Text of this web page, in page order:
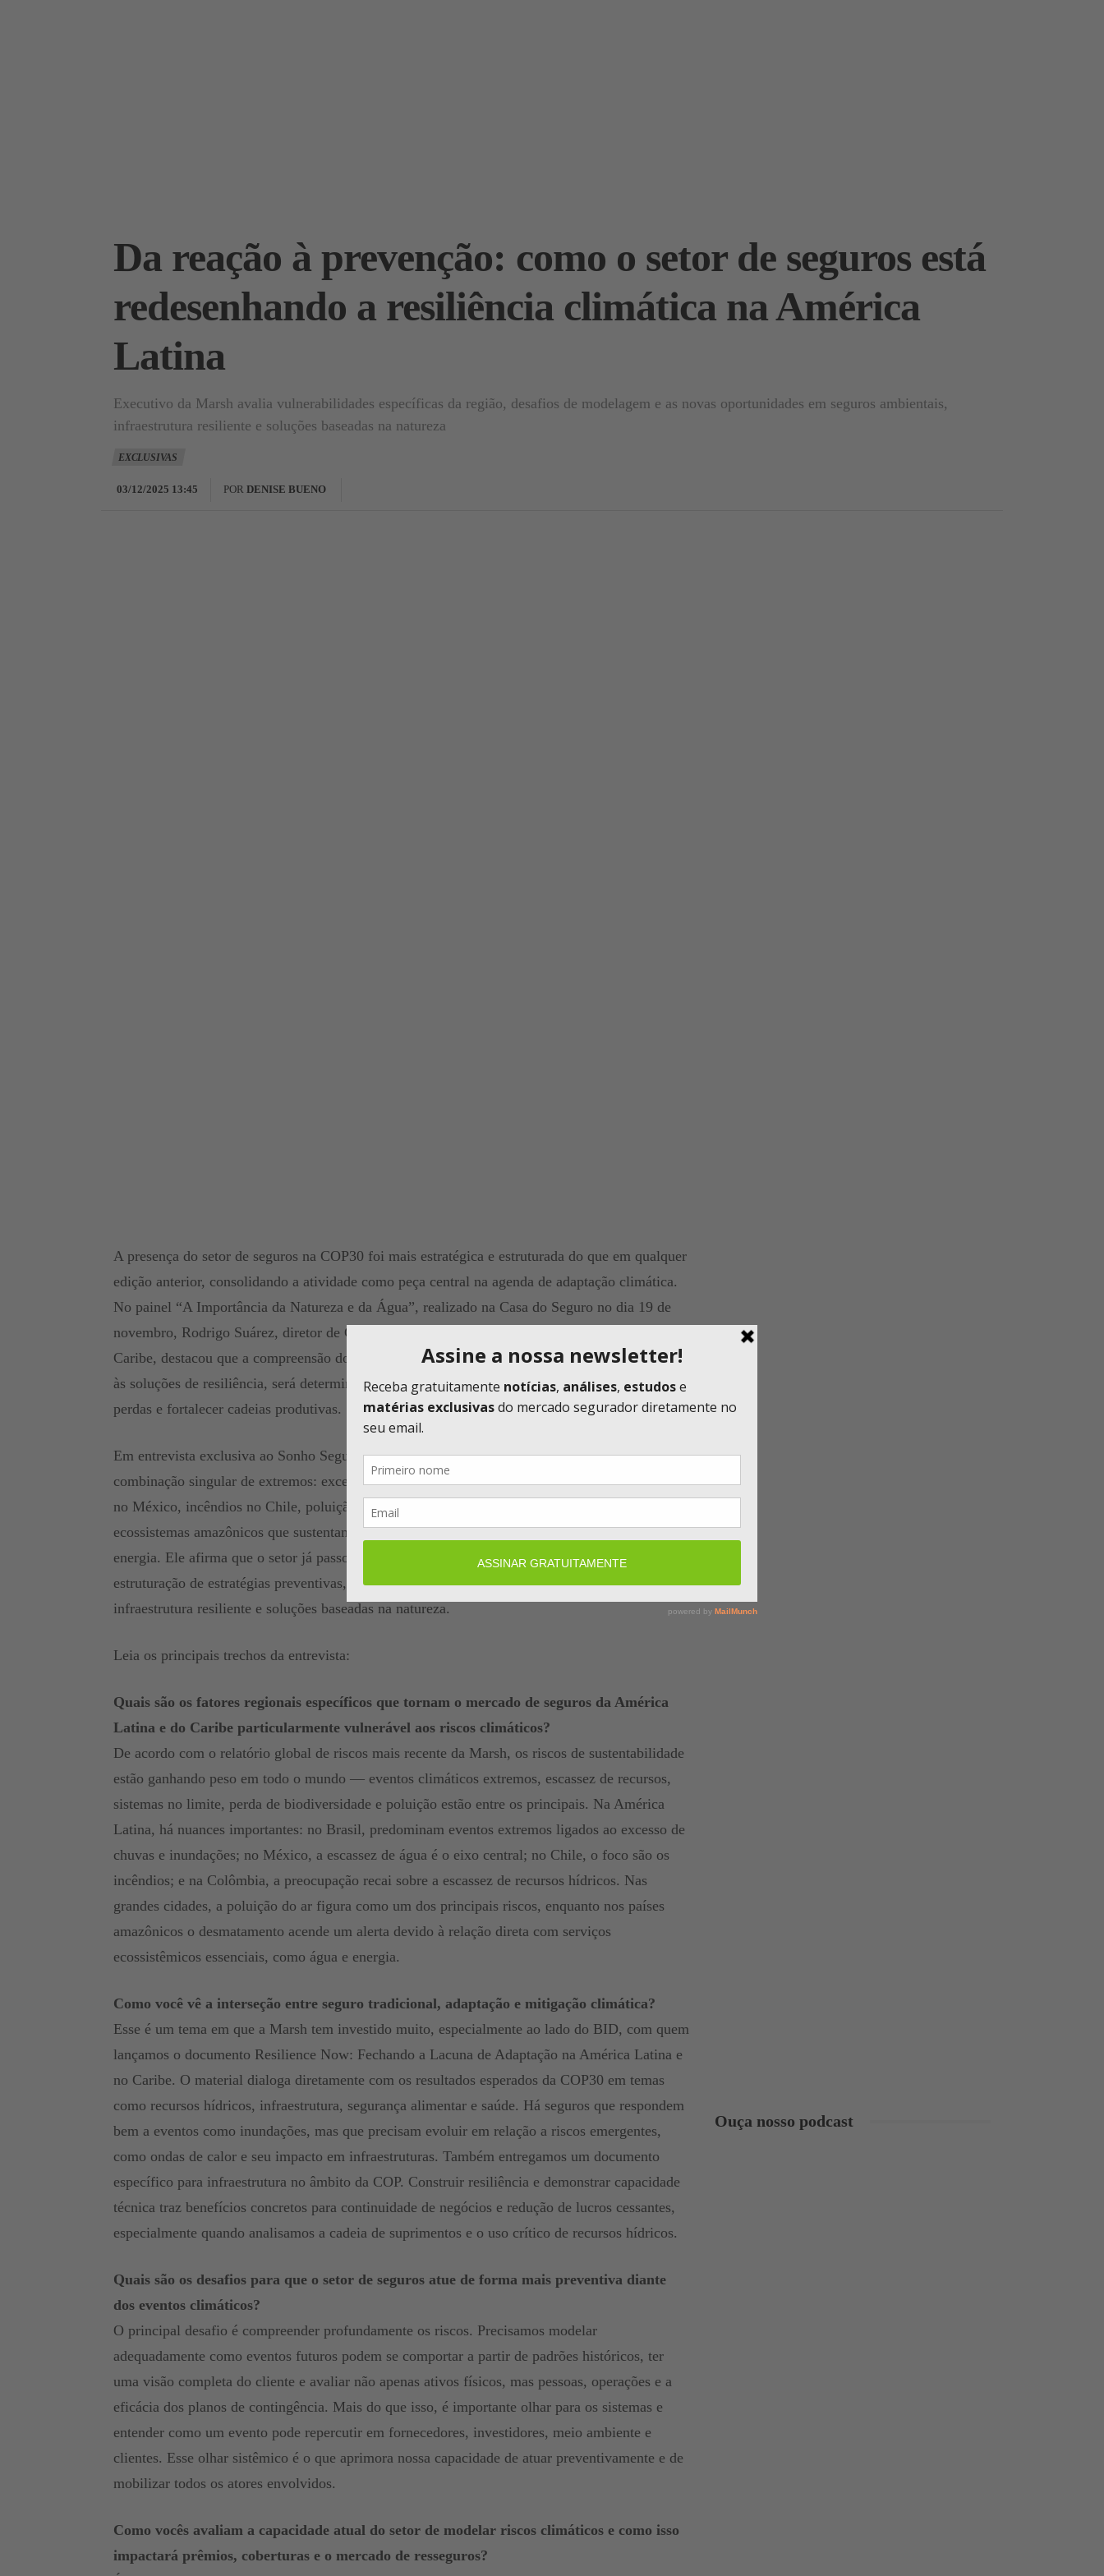
Da reação à prevenção: como o setor de seguros está
redesenhando a resiliência climática na América
Latina
Executivo da Marsh avalia vulnerabilidades específicas da região, desafios de modelagem e as novas oportunidades em seguros ambientais,
infraestrutura resiliente e soluções baseadas na natureza
EXCLUSIVAS
03/12/2025 13:45 POR DENISE BUENO
A presença do setor de seguros na COP30 foi mais estratégica e estruturada do que em qualquer
edição anterior, consolidando a atividade como peça central na agenda de adaptação climática.
No painel “A Importância da Natureza e da Água”, realizado na Casa do Seguro no dia 19 de
novembro, Rodrigo Suárez, diretor de Clima e Sustentabilidade da Marsh para América Latina e
Caribe, destacou que a compreensão dos riscos regionais, aliada à capacidade de modelagem e
às soluções de resiliência, será determinante para que governos e empresas consigam reduzir
perdas e fortalecer cadeias produtivas.
Em entrevista exclusiva ao Sonho Seguro, o executivo afirmou que a América Latina vive uma
combinação singular de extremos: excesso de chuvas e inundações no Brasil, escassez de água
no México, incêndios no Chile, poluição do ar nas grandes metrópoles e pressão sobre
ecossistemas amazônicos que sustentam serviços essenciais, como abastecimento de água e
energia. Ele afirma que o setor já passou da fase de apenas indenizar danos e começa a atuar na
estruturação de estratégias preventivas, combinando transferência de risco com adaptação,
infraestrutura resiliente e soluções baseadas na natureza.
Leia os principais trechos da entrevista:
Quais são os fatores regionais específicos que tornam o mercado de seguros da América
Latina e do Caribe particularmente vulnerável aos riscos climáticos?
De acordo com o relatório global de riscos mais recente da Marsh, os riscos de sustentabilidade
estão ganhando peso em todo o mundo — eventos climáticos extremos, escassez de recursos,
sistemas no limite, perda de biodiversidade e poluição estão entre os principais. Na América
Latina, há nuances importantes: no Brasil, predominam eventos extremos ligados ao excesso de
chuvas e inundações; no México, a escassez de água é o eixo central; no Chile, o foco são os
incêndios; e na Colômbia, a preocupação recai sobre a escassez de recursos hídricos. Nas
grandes cidades, a poluição do ar figura como um dos principais riscos, enquanto nos países
amazônicos o desmatamento acende um alerta devido à relação direta com serviços
ecossistêmicos essenciais, como água e energia.
Como você vê a interseção entre seguro tradicional, adaptação e mitigação climática?
Esse é um tema em que a Marsh tem investido muito, especialmente ao lado do BID, com quem
lançamos o documento Resilience Now: Fechando a Lacuna de Adaptação na América Latina e
no Caribe. O material dialoga diretamente com os resultados esperados da COP30 em temas
como recursos hídricos, infraestrutura, segurança alimentar e saúde. Há seguros que respondem
bem a eventos como inundações, mas que precisam evoluir em relação a riscos emergentes,
como ondas de calor e seu impacto em infraestruturas. Também entregamos um documento
específico para infraestrutura no âmbito da COP. Construir resiliência e demonstrar capacidade
técnica traz benefícios concretos para continuidade de negócios e redução de lucros cessantes,
especialmente quando analisamos a cadeia de suprimentos e o uso crítico de recursos hídricos.
Quais são os desafios para que o setor de seguros atue de forma mais preventiva diante
dos eventos climáticos?
O principal desafio é compreender profundamente os riscos. Precisamos modelar
adequadamente como eventos futuros podem se comportar a partir de padrões históricos, ter
uma visão completa do cliente e avaliar não apenas ativos físicos, mas pessoas, operações e a
eficácia dos planos de contingência. Mais do que isso, é importante olhar para os sistemas e
entender como um evento pode repercutir em fornecedores, investidores, meio ambiente e
clientes. Esse olhar sistêmico é o que aprimora nossa capacidade de atuar preventivamente e de
mobilizar todos os atores envolvidos.
Como vocês avaliam a capacidade atual do setor de modelar riscos climáticos e como isso
impactará prêmios, coberturas e o mercado de resseguros?
Ouça nosso podcast